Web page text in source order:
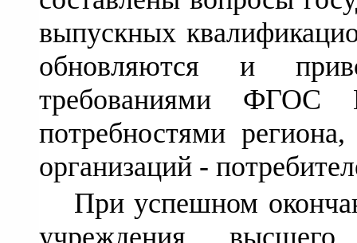
выпускных
обновляются и
требованиями ФГОС
потребностями
организаций -
При успешном